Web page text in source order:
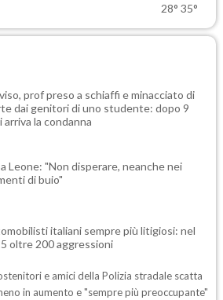
28° 35°
prof preso a schiaffi e minacciato di
dai genitori di uno studente: dopo 9
arriva la condanna
Leone: "Non disperare, neanche nei
di buio"
italiani sempre più litigiosi: nel
oltre 200 aggressioni
e amici della Polizia stradale scatta
in aumento e "sempre più preoccupante"